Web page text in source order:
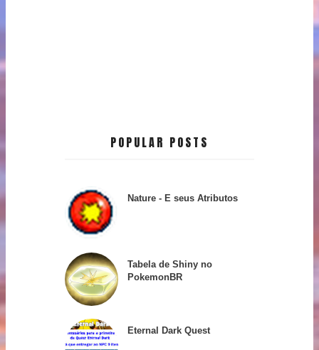
POPULAR POSTS
Nature - E seus Atributos
Tabela de Shiny no
PokemonBR
Eternal Dark Quest